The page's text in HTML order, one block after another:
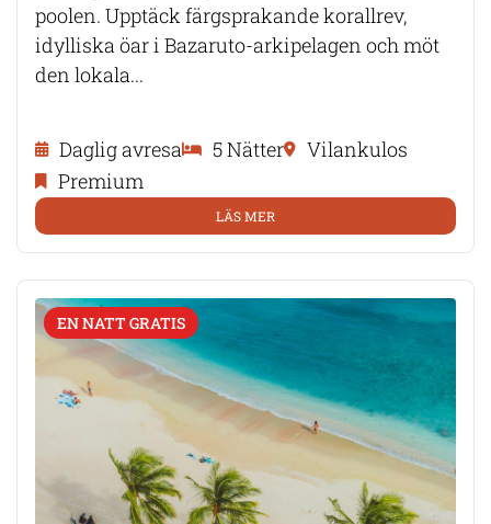
poolen. Upptäck färgsprakande korallrev,
idylliska öar i Bazaruto-arkipelagen och möt
den lokala...
Daglig avresa 5 Nätter
Vilankulos
Premium
LÄS MER
EN NATT GRATIS